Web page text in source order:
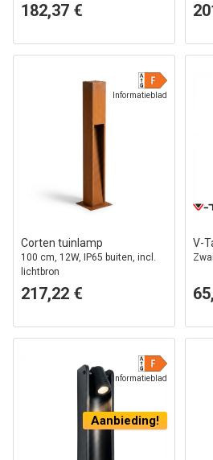
182,37 €
Informatieblad
Corten tuinlamp
100 cm, 12W, IP65 buiten, incl.
lichtbron
217,22 €
V-
Informatieblad
Aanbieding!